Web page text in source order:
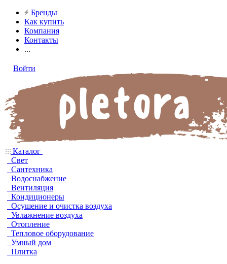
Бренды
Как купить
Компания
Контакты
...
Войти
Каталог
Свет
Сантехника
Водоснабжение
Вентиляция
Кондиционеры
Осушение и очистка воздуха
Увлажнение воздуха
Отопление
Тепловое оборудование
Умный дом
Плитка